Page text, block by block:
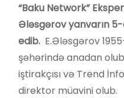
“Baku Network”
Ələsgərov yanvarın
edib. E.Ələsgərov
şəhərində anadan
iştirakçısı və Trend
direktor müavini olub.